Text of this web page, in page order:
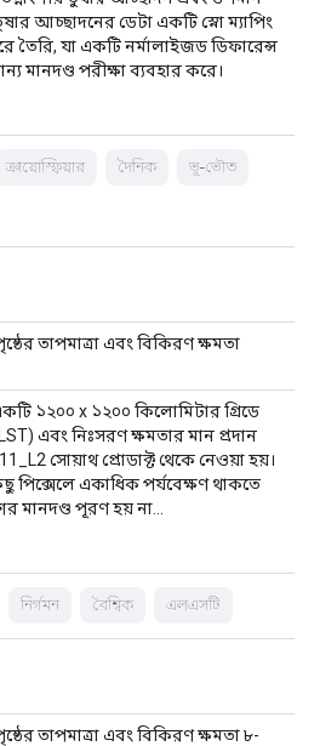
আচ্ছাদনের ডেটা একটি স্নো ম্যাপিং
তৈরি, যা একটি নর্মালাইজড ডিফারেন্স
মানদণ্ড পরীক্ষা ব্যবহার করে।
ক্রায়োস্ফিয়ার দৈনিক ভূ-ভৌত
তাপমাত্রা এবং বিকিরণ ক্ষমতা
১২০০ x ১২০০ কিলোমিটার গ্রিডে
এবং নিঃসরণ ক্ষমতার মান প্রদান
সোয়াথ প্রোডাক্ট থেকে নেওয়া হয়।
পিক্সেলে একাধিক পর্যবেক্ষণ থাকতে
মানদণ্ড পূরণ হয় না…
নির্গমন বৈশ্বিক এলএসটি
তাপমাত্রা এবং বিকিরণ ক্ষমতা ৮-